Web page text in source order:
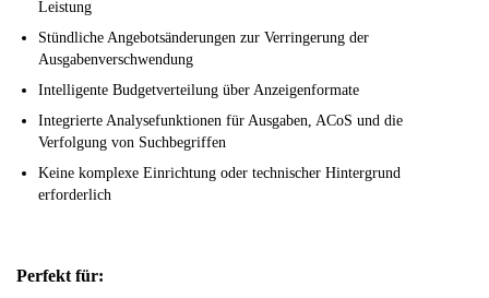
Leistung
Stündliche Angebotsänderungen zur Verringerung der
Ausgabenverschwendung
Intelligente Budgetverteilung über Anzeigenformate
Integrierte Analysefunktionen für Ausgaben, ACoS und die
Verfolgung von Suchbegriffen
Keine komplexe Einrichtung oder technischer Hintergrund
erforderlich
Perfekt für: